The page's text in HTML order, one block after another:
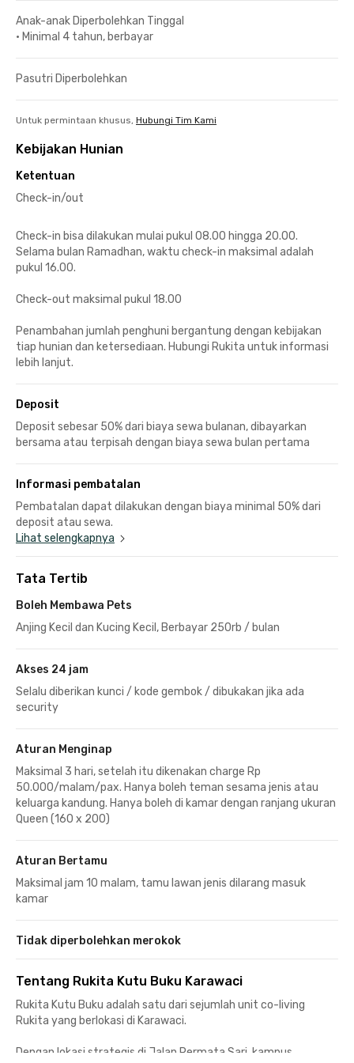
Anak-anak Diperbolehkan Tinggal
• Minimal 4 tahun, berbayar
Pasutri Diperbolehkan
Untuk permintaan khusus, Hubungi Tim Kami
Kebijakan Hunian
Ketentuan
Check-in/out
Check-in bisa dilakukan mulai pukul 08.00 hingga 20.00.
Selama bulan Ramadhan, waktu check-in maksimal adalah
pukul 16.00.
Check-out maksimal pukul 18.00
Penambahan jumlah penghuni bergantung dengan kebijakan
tiap hunian dan ketersediaan. Hubungi Rukita untuk informasi
lebih lanjut.
Deposit
Deposit sebesar 50% dari biaya sewa bulanan, dibayarkan
bersama atau terpisah dengan biaya sewa bulan pertama
Informasi pembatalan
Pembatalan dapat dilakukan dengan biaya minimal 50% dari
deposit atau sewa.
Lihat selengkapnya
Tata Tertib
Boleh Membawa Pets
Anjing Kecil dan Kucing Kecil, Berbayar 250rb / bulan
Akses 24 jam
Selalu diberikan kunci / kode gembok / dibukakan jika ada
security
Aturan Menginap
Maksimal 3 hari, setelah itu dikenakan charge Rp
50.000/malam/pax. Hanya boleh teman sesama jenis atau
keluarga kandung. Hanya boleh di kamar dengan ranjang ukuran
Queen (160 x 200)
Aturan Bertamu
Maksimal jam 10 malam, tamu lawan jenis dilarang masuk
kamar
Tidak diperbolehkan merokok
Tentang Rukita Kutu Buku Karawaci
Rukita Kutu Buku adalah satu dari sejumlah unit co-living
Rukita yang berlokasi di Karawaci.
Dengan lokasi strategis di Jalan Permata Sari, kampus